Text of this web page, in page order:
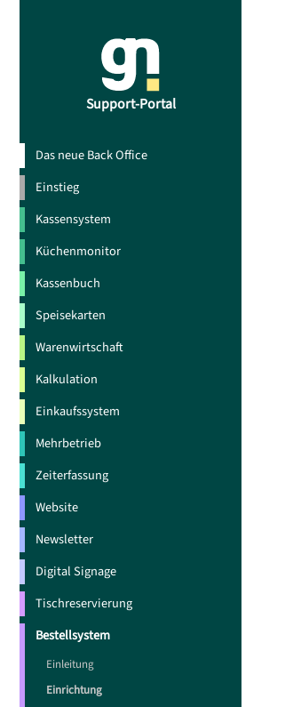
Support-Portal
Das neue Back Office
Einstieg
Kassensystem
Küchenmonitor
Kassenbuch
Speisekarten
Warenwirtschaft
Kalkulation
Einkaufssystem
Mehrbetrieb
Zeiterfassung
Website
Newsletter
Digital Signage
Tischreservierung
Bestellsystem
Einleitung
Einrichtung